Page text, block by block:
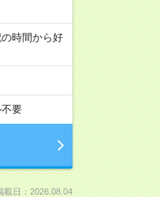
時間から好
要
載日：2026.08.04